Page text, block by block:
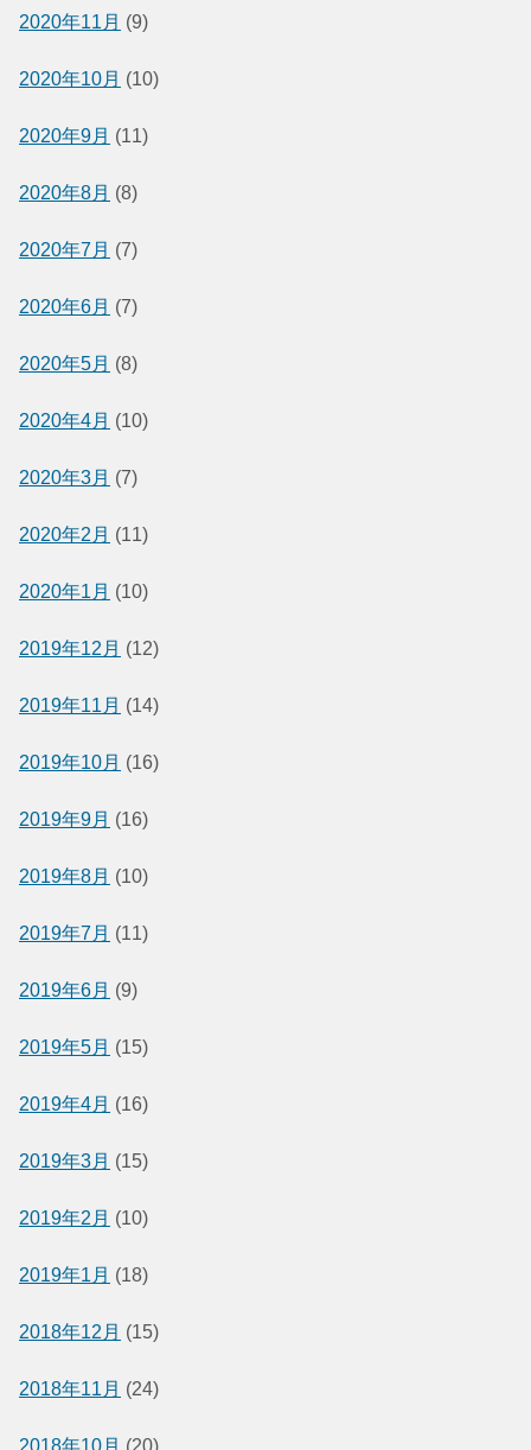
2020年11月 (9)
2020年10月 (10)
2020年9月 (11)
2020年8月 (8)
2020年7月 (7)
2020年6月 (7)
2020年5月 (8)
2020年4月 (10)
2020年3月 (7)
2020年2月 (11)
2020年1月 (10)
2019年12月 (12)
2019年11月 (14)
2019年10月 (16)
2019年9月 (16)
2019年8月 (10)
2019年7月 (11)
2019年6月 (9)
2019年5月 (15)
2019年4月 (16)
2019年3月 (15)
2019年2月 (10)
2019年1月 (18)
2018年12月 (15)
2018年11月 (24)
2018年10月 (20)